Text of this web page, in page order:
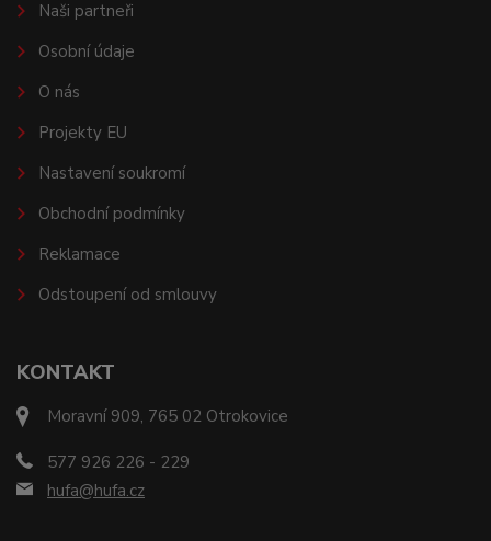
KONTAKT
Moravní 909, 765 02 Otrokovice
577 926 226 - 229
hufa@hufa.cz
Naši partneři
Osobní údaje
O nás
Projekty EU
Nastavení soukromí
Obchodní podmínky
Reklamace
Odstoupení od smlouvy